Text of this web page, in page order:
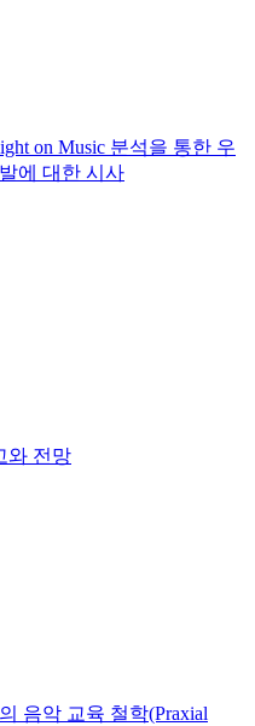
on Music 분석을 통한 우
에 대한 시사
와 전망
음악 교육 철학(Praxial